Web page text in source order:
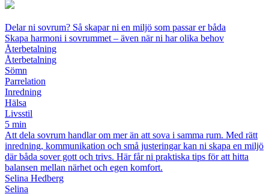
Delar ni sovrum? Så skapar ni en miljö som passar er båda
Skapa harmoni i sovrummet – även när ni har olika behov
Återbetalning
Återbetalning
Sömn
Parrelation
Inredning
Hälsa
Livsstil
5 min
Att dela sovrum handlar om mer än att sova i samma rum. Med rätt
inredning, kommunikation och små justeringar kan ni skapa en miljö
där båda sover gott och trivs. Här får ni praktiska tips för att hitta
balansen mellan närhet och egen komfort.
Selina Hedberg
Selina